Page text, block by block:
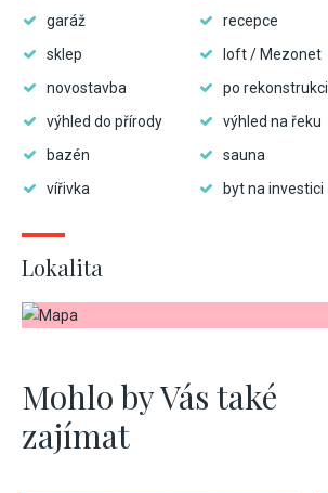
garáž
recepce
sklep
loft / Mezonet
novostavba
po rekonstrukci
výhled do přírody
výhled na řeku
bazén
sauna
vířivka
byt na investici
Lokalita
Mohlo by Vás také
zajímat